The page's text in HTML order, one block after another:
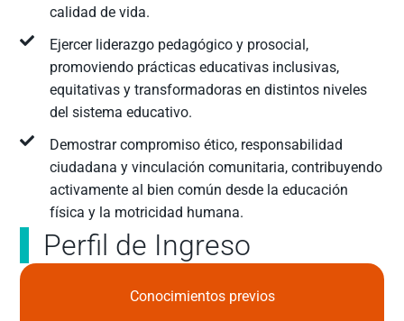
calidad de vida.
Ejercer liderazgo pedagógico y prosocial,
promoviendo prácticas educativas inclusivas,
equitativas y transformadoras en distintos niveles
del sistema educativo.
Demostrar compromiso ético, responsabilidad
ciudadana y vinculación comunitaria, contribuyendo
activamente al bien común desde la educación
física y la motricidad humana.
Perfil de Ingreso
Conocimientos previos